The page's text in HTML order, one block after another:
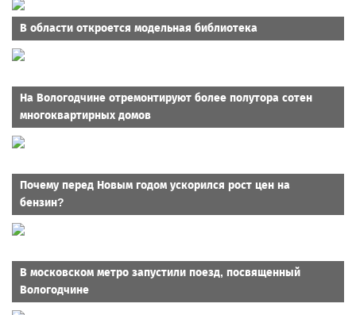
В области откроется модельная библиотека
На Вологодчине отремонтируют более полутора сотен
многоквартирных домов
Почему перед Новым годом ускорился рост цен на
бензин?
В московском метро запустили поезд, посвященный
Вологодчине